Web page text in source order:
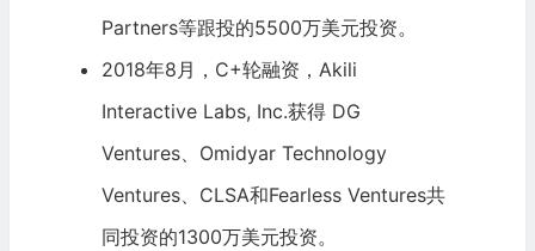
Partners等跟投的5500万美元投资。
2018年8月，C+轮融资，Akili
Interactive Labs, Inc.获得 DG
Ventures、Omidyar Technology
Ventures、CLSA和Fearless Ventures共
同投资的1300万美元投资。